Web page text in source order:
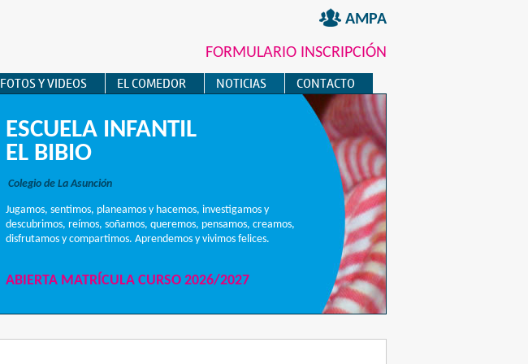
AMPA
FORMULARIO INSCRIPCIÓN
FOTOS Y VIDEOS EL COMEDOR NOTICIAS CONTACTO
ESCUELA INFANTIL
EL BIBIO
Colegio de La Asunción
Jugamos, sentimos, planeamos y hacemos, investigamos y
descubrimos, reímos, soñamos, queremos, pensamos, creamos,
disfrutamos y compartimos. Aprendemos y vivimos felices.
ABIERTA MATRÍCULA CURSO 2026/2027